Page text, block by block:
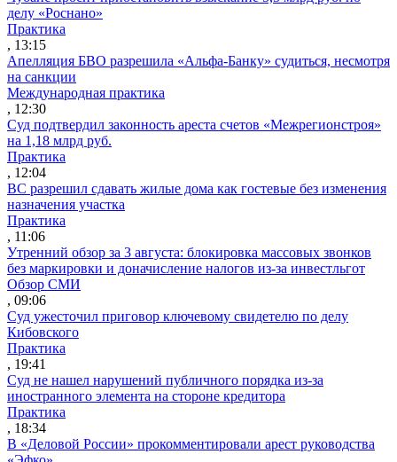
делу «Роснано»
Практика
, 13:15
Апелляция БВО разрешила «Альфа-Банку» судиться, несмотря
на санкции
Международная практика
, 12:30
Суд подтвердил законность ареста счетов «Межрегионстроя»
на 1,18 млрд руб.
Практика
, 12:04
ВС разрешил сдавать жилые дома как гостевые без изменения
назначения участка
Практика
, 11:06
Утренний обзор за 3 августа: блокировка массовых звонков
без маркировки и доначисление налогов из-за инвестльгот
Обзор СМИ
, 09:06
Суд ужесточил приговор ключевому свидетелю по делу
Кибовского
Практика
, 19:41
Суд не нашел нарушений публичного порядка из-за
иностранного элемента на стороне кредитора
Практика
, 18:34
В «Деловой России» прокомментировали арест руководства